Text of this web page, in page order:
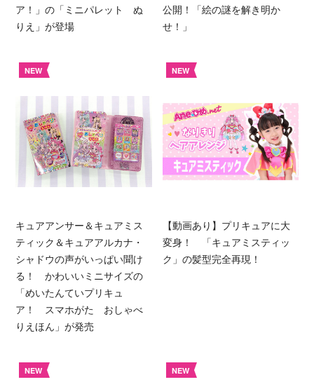
ア！」の「ミニパレット ぬ
りえ」が登場
公開！「絵の謎を解き明か
せ！」
NEW
キュアアンサー＆キュアミス
ティック＆キュアアルカナ・
シャドウの声がいっぱい聞け
る！ かわいいミニサイズの
「めいたんていプリキュ
ア！ スマホがた おしゃべ
りえほん」が発売
NEW
【動画あり】プリキュアに大
変身！ 「キュアミスティッ
ク」の髪型完全再現！
NEW NEW